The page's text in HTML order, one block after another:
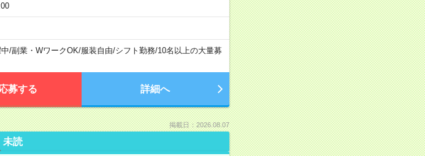
/副業・WワークOK/服装自由/シフト勤務/10名以上の大量募
募する 詳細へ
掲載日：2026.08.07
未読